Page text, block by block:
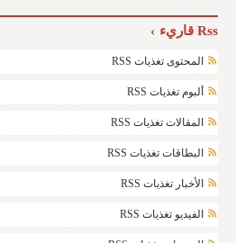
Rss قاريء
المحتوى تغذيات RSS
ألبوم تغذيات RSS
المقالات تغذيات RSS
البطاقات تغذيات RSS
الأخبار تغذيات RSS
الفيديو تغذيات RSS